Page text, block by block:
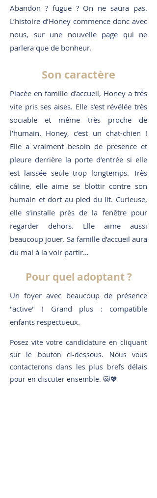
Abandon ? fugue ? On ne saura pas.
L’histoire d’Honey commence donc avec
nous, sur une nouvelle page qui ne
parlera que de bonheur.
Son caractère
Placée en famille d’accueil, Honey a très
vite pris ses aises. Elle s’est révélée très
sociable et même très proche de
l’humain. Honey, c'est un chat-chien !
Elle a vraiment besoin de présence et
pleure derrière la porte d’entrée si elle
est laissée seule trop longtemps. Très
câline, elle aime se blottir contre son
humain et dort au pied du lit. Curieuse,
elle s’installe près de la fenêtre pour
regarder dehors. Elle aime aussi
beaucoup jouer. Sa famille d’accueil aura
du mal à la voir partir…
Pour quel adoptant ?
Un foyer avec beaucoup de présence
"active" ! Grand plus : compatible
enfants respectueux.
Posez vite votre candidature en cliquant
sur le bouton ci-dessous. Nous vous
contacterons dans les plus brefs délais
pour en discuter ensemble. 🐱💖